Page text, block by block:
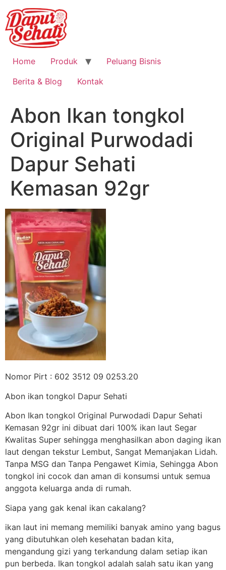
Home Produk
Peluang Bisnis
Berita & Blog
Kontak
Abon Ikan tongkol
Original Purwodadi
Dapur Sehati
Kemasan 92gr
Nomor Pirt : 602 3512 09 0253.20
Abon ikan tongkol Dapur Sehati
Abon Ikan tongkol Original Purwodadi Dapur Sehati
Kemasan 92gr ini dibuat dari 100% ikan laut Segar
Kwalitas Super sehingga menghasilkan abon daging ikan
laut dengan tekstur Lembut, Sangat Memanjakan Lidah.
Tanpa MSG dan Tanpa Pengawet Kimia, Sehingga Abon
tongkol ini cocok dan aman di konsumsi untuk semua
anggota keluarga anda di rumah.
Siapa yang gak kenal ikan cakalang?
ikan laut ini memang memiliki banyak amino yang bagus
yang dibutuhkan oleh kesehatan badan kita,
mengandung gizi yang terkandung dalam setiap ikan
pun berbeda. Ikan tongkol adalah salah satu ikan yang